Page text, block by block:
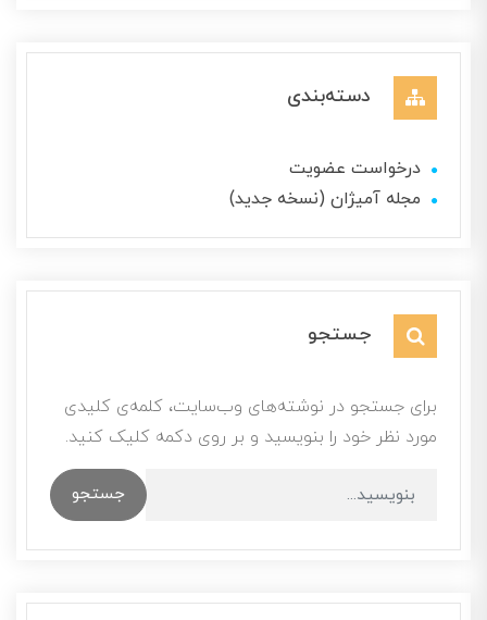
دسته‌بندی
درخواست عضویت
مجله آمیژان (نسخه جدید)
جستجو
برای جستجو در نوشته‌های وب‌سایت، کلمه‌ی کلیدی
مورد نظر خود را بنویسید و بر روی دکمه کلیک کنید.
جستجو